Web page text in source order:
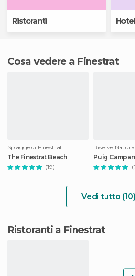
Ristoranti Hotel
Cosa vedere a Finestrat
Spiagge di Finestrat
The Finestrat Beach
(19)
Riserve
Puig
Vedi tutto (10)
Ristoranti a Finestrat